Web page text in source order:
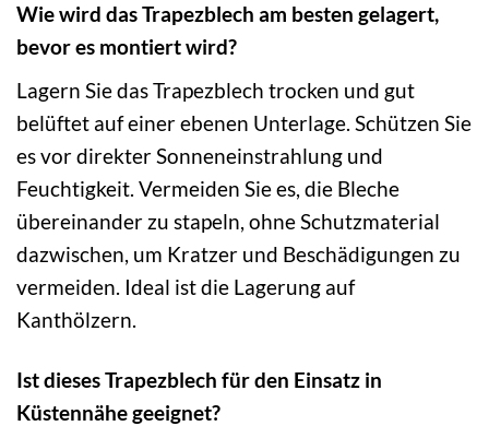
Wie wird das Trapezblech am besten gelagert,
bevor es montiert wird?
Lagern Sie das Trapezblech trocken und gut
belüftet auf einer ebenen Unterlage. Schützen Sie
es vor direkter Sonneneinstrahlung und
Feuchtigkeit. Vermeiden Sie es, die Bleche
übereinander zu stapeln, ohne Schutzmaterial
dazwischen, um Kratzer und Beschädigungen zu
vermeiden. Ideal ist die Lagerung auf
Kanthölzern.
Ist dieses Trapezblech für den Einsatz in
Küstennähe geeignet?